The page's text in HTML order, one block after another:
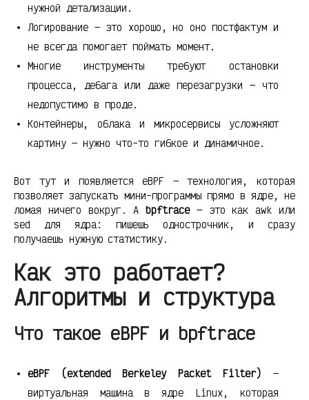
нужной детализации.
Логирование — это хорошо, но оно постфактум и
не всегда помогает поймать момент.
Многие инструменты требуют остановки
процесса, дебага или даже перезагрузки — что
недопустимо в проде.
Контейнеры, облака и микросервисы усложняют
картину — нужно что-то гибкое и динамичное.
Вот тут и появляется eBPF — технология, которая
позволяет запускать мини-программы прямо в ядре, не
ломая ничего вокруг. Аbpftrace— это как awk или
sed для ядра: пишешь однострочник, и сразу
получаешь нужную статистику.
Как это работает?
Алгоритмы и структура
Что такое eBPF и bpftrace
eBPF (extended Berkeley Packet Filter) —
виртуальная машина в ядре Linux, которая